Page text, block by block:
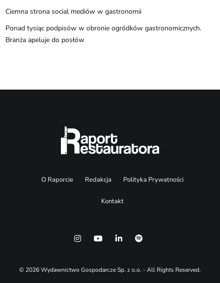
Ciemna strona social mediów w gastronomii
Ponad tysiąc podpisów w obronie ogródków gastronomicznych.
Branża apeluje do posłów
O Raporcie Redakcja Polityka Prywatności
Kontakt
© 2026 Wydawnictwo Gospodarcze Sp. z o.o. - All Rights Reserved.